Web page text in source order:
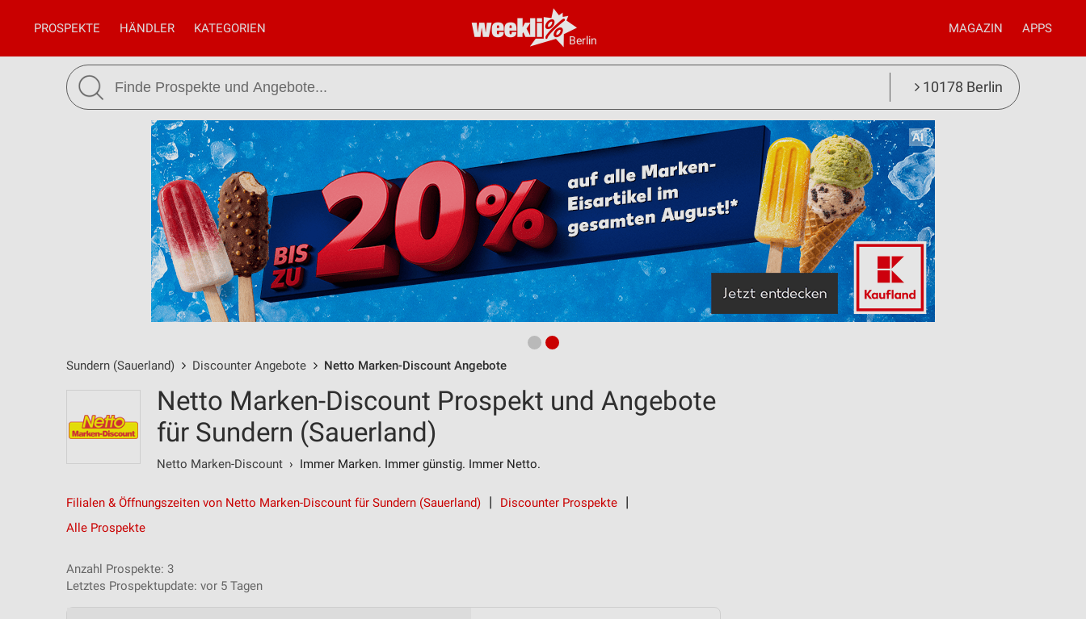
Berlin
PROSPEKTE HÄNDLER KATEGORIEN MAGAZIN APPS
10178 Berlin
Sundern (Sauerland) Discounter Angebote Netto Marken-Discount Angebote
Netto Marken-Discount Prospekt und Angebote
für Sundern (Sauerland)
Netto Marken-Discount › Immer Marken. Immer günstig. Immer Netto.
Filialen & Öffnungszeiten von Netto Marken-Discount für Sundern (Sauerland)
Discounter Prospekte
Alle Prospekte
Anzahl Prospekte: 3
Letztes Prospektupdate: vor 5 Tagen